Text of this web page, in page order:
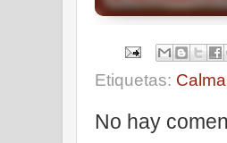
Etiquetas:
No hay